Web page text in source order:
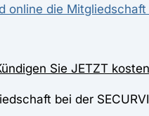
online die Mitgliedschaft
Sie JETZT
bei der